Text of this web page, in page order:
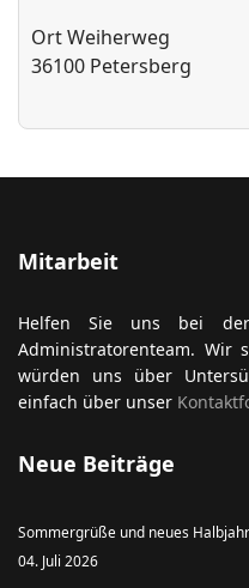
OrtWeiherweg
36100 Petersberg
Mitarbeit
Helfen Sie uns bei
Administratorenteam. Wir
würden uns über
einfach über unser
Neue Beiträge
Sommergrüße und neues
04. Juli 2026